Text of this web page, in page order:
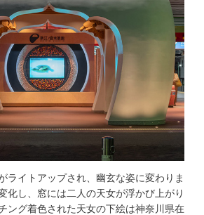
ライトアップされ、幽玄な姿に変わりま
化し、窓には二人の天女が浮かび上がり
ング着色された天女の下絵は神奈川県在